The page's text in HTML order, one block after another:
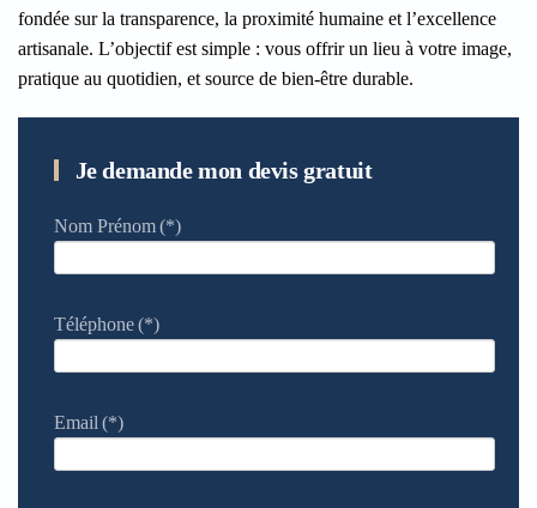
fondée sur la transparence, la proximité humaine et l’excellence
artisanale. L’objectif est simple : vous offrir un lieu à votre image,
pratique au quotidien, et source de bien-être durable.
Je demande mon devis gratuit
Nom Prénom(*)
Téléphone(*)
Email (*)